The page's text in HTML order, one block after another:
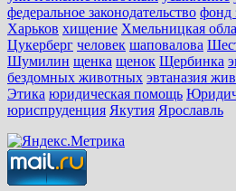
федеральное законодательство фонд
Харьков хищение Хмельницкая
Цукерберг человек шаповалова
Шумилин щенка щенок Щербинка
бездомных животных эвтаназия
Этика юридическая помощь
юриспруденция Якутия Ярославль